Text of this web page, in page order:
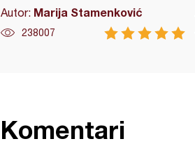
Autor: Marija Stamenković
238007
Komentari